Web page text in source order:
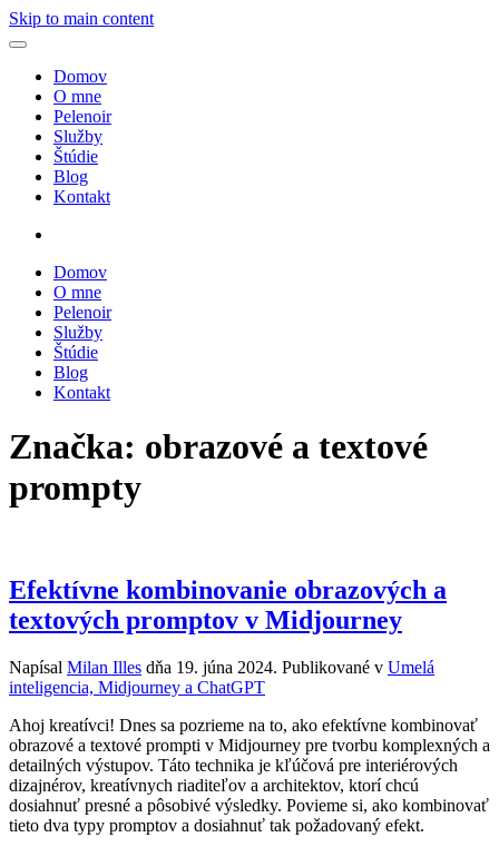
Skip to main content
Domov
O mne
Pelenoir
Služby
Štúdie
Blog
Kontakt
Domov
O mne
Pelenoir
Služby
Štúdie
Blog
Kontakt
Značka: obrazové a textové
prompty
Efektívne kombinovanie obrazových a
textových promptov v Midjourney
Napísal Milan Illes dňa 19. júna 2024. Publikované v Umelá
inteligencia, Midjourney a ChatGPT
Ahoj kreatívci! Dnes sa pozrieme na to, ako efektívne kombinovať
obrazové a textové prompti v Midjourney pre tvorbu komplexných a
detailných výstupov. Táto technika je kľúčová pre interiérových
dizajnérov, kreatívnych riaditeľov a architektov, ktorí chcú
dosiahnuť presné a pôsobivé výsledky. Povieme si, ako kombinovať
tieto dva typy promptov a dosiahnuť tak požadovaný efekt.